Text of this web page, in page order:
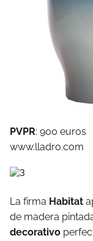
PVPR: 900 euros
www.lladro.com
La firma Habitat
de madera
decorativo